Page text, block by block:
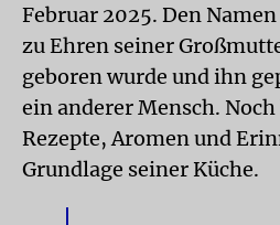
Februar 2025. Den
zu Ehren seiner
geboren wurde und ihn
ein anderer Mensch.
Rezepte, Aromen und
Grundlage seiner Küche.